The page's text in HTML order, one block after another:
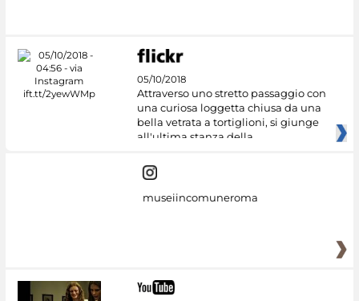
05/10/2018
Attraverso uno stretto passaggio con
una curiosa loggetta chiusa da una
bella vetrata a tortiglioni, si giunge
all'ultima stanza della
museiincomuneroma